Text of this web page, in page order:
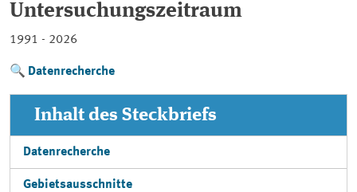
Untersuchungszeitraum
1991 - 2026
Datenrecherche
Inhalt des Steckbriefs
Datenrecherche
Gebietsausschnitte